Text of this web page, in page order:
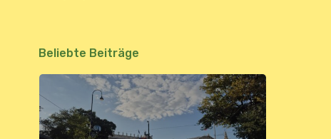
Beliebte Beiträge